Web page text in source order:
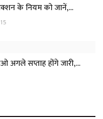
के नियम को जानें,...
सप्ताह होंगे जारी,...